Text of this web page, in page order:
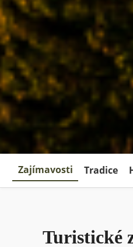
Zajímavosti Tradice
Turistické